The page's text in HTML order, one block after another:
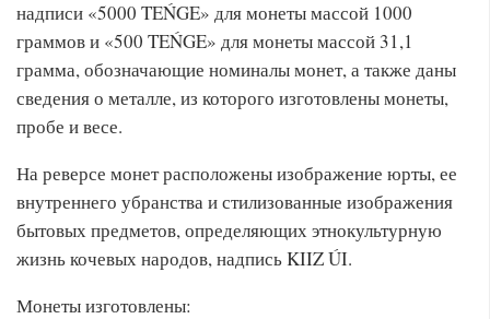
надписи «5000 TEŃGE» для монеты массой 1000
граммов и «500 TEŃGE» для монеты массой 31,1
грамма, обозначающие номиналы монет, а также даны
сведения о металле, из которого изготовлены монеты,
пробе и весе.
На реверсе монет расположены изображение юрты, ее
внутреннего убранства и стилизованные изображения
бытовых предметов, определяющих этнокультурную
жизнь кочевых народов, надпись KIIZ ÚI.
Монеты изготовлены: